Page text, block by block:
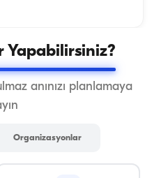
Yapabilirsiniz?
anınızı planlamaya
Organizasyonlar